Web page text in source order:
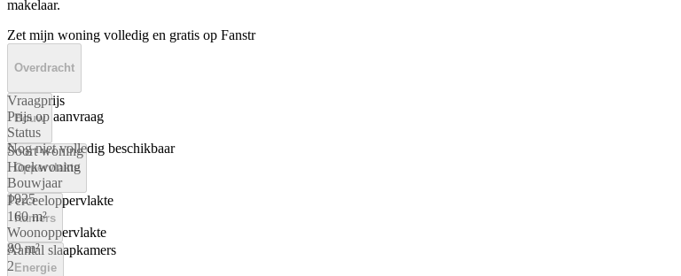
makelaar.
Zet mijn woning volledig en gratis op Fanstr
Overdracht
Vraagprijs
Prijs op aanvraag
Status
Nog niet volledig beschikbaar
Bouw
Soort woning
Hoekwoning
Bouwjaar
1925
Oppervlakte
Perceeloppervlakte
160 m²
Woonoppervlakte
89 m²
Kamers
Aantal slaapkamers
2 Energie